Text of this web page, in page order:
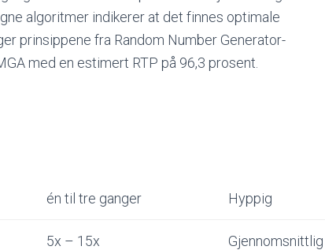
algoritmer indikerer at det finnes optimale
prinsippene fra Random Number Generator-
med en estimert RTP på 96,3 prosent.
én til tre ganger Hyppig
5x – 15x Gjennomsnittlig